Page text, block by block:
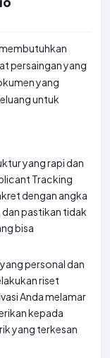
persaingan yang
yang
untuk
yang rapi dan
Tracking
dengan angka
pastikan tidak
bisa
personal dan
riset
Anda melamar
kepada
yang terkesan